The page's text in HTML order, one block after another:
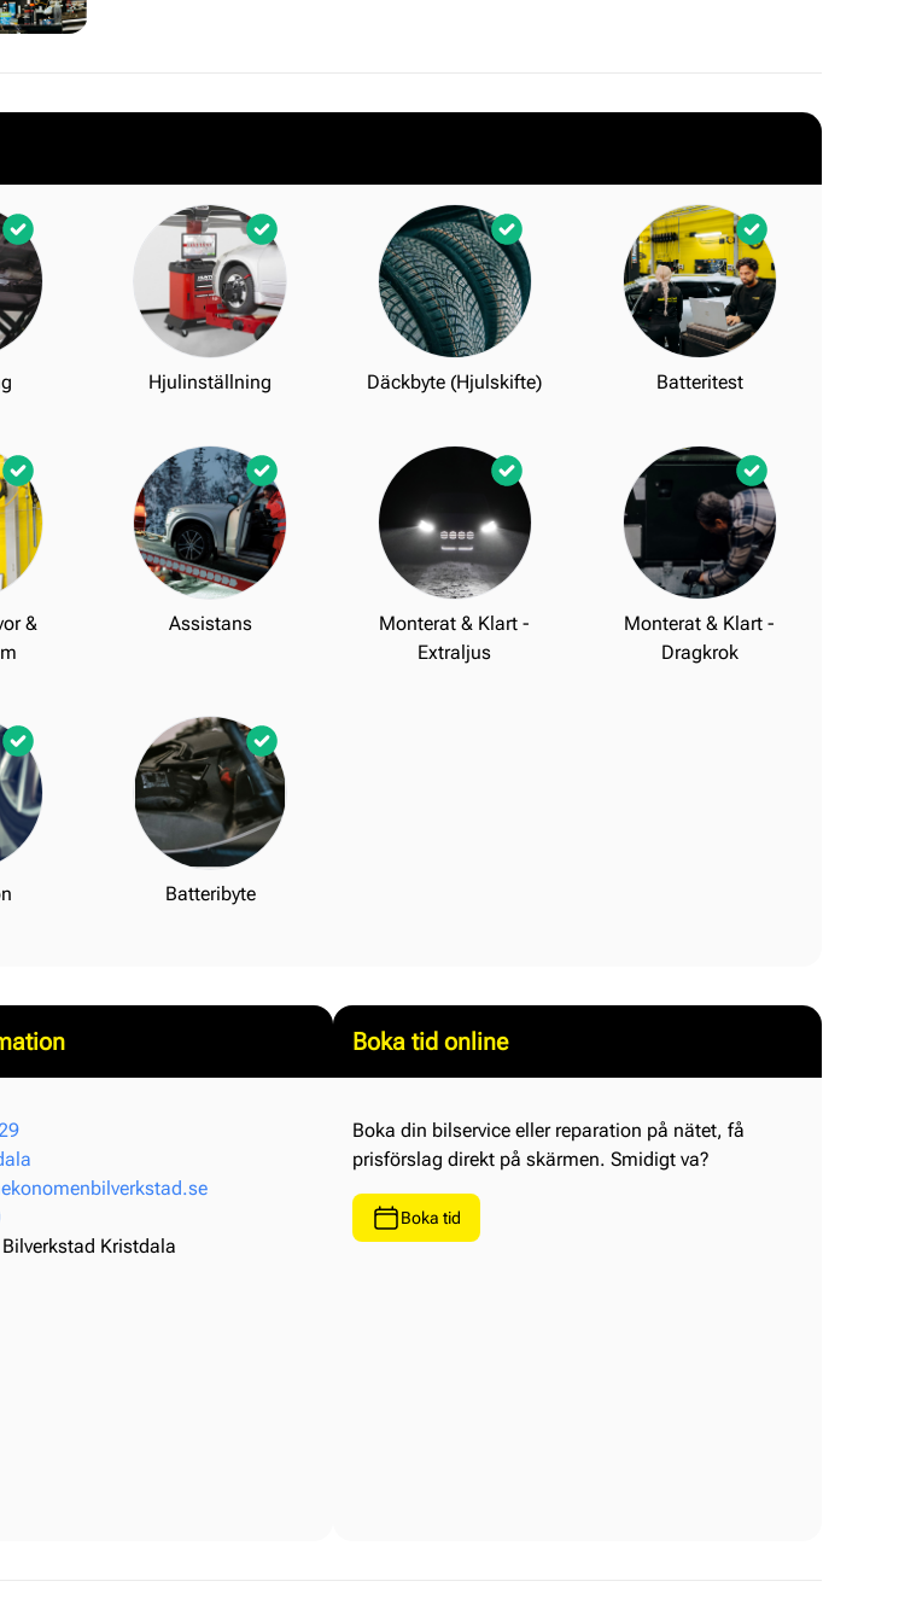
Hjulinställning Däckbyte (Hjulskifte) Batteritest
&
Assistans
Monterat & Klart -
Extraljus
Monterat & Klart -
Dragkrok
Batteribyte
Kristdala
Boka tid online
Boka din bilservice eller reparation på nätet, få
prisförslag direkt på skärmen. Smidigt va?
Boka tid